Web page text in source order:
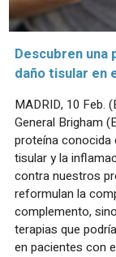
Descubren una
daño tisular en
MADRID, 10 Feb.
General Brigham
proteína conocida
tisular y la
contra nuestros
reformulan la
complemento,
terapias que
en pacientes con